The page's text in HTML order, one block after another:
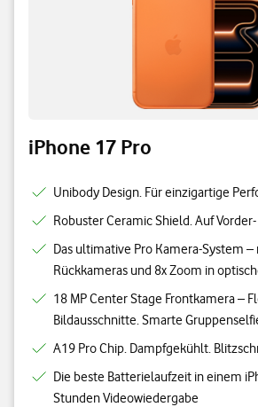
iPhone 17 Pro
Unibody Design. Für einzigartige
Robuster Ceramic Shield. Auf
Das ultimative Pro Kamera-System –
Rückkameras und 8x Zoom in
18 MP Center Stage Frontkamera –
Bildausschnitte. Smarte
A19 Pro Chip. Dampfgekühlt.
Die beste Batterielaufzeit in einem
Stunden Videowiedergabe